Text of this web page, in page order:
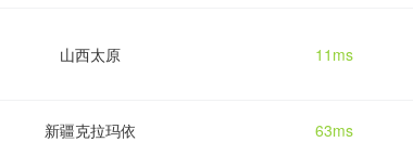
山西太原 11ms
新疆克拉玛依 63ms